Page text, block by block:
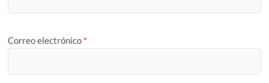
Correo electrónico *